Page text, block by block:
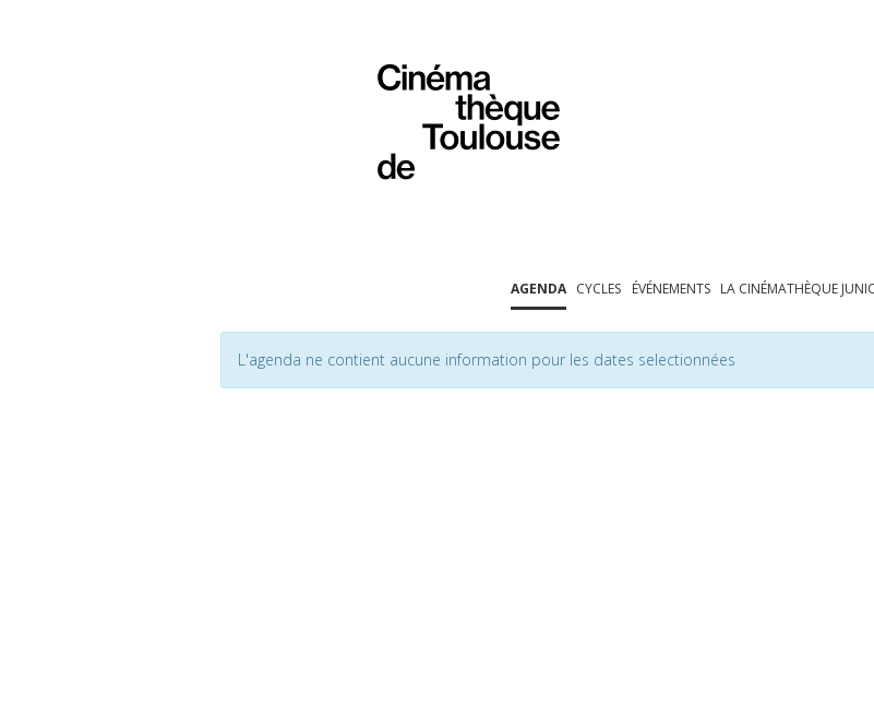
AGENDA CYCLES ÉVÉNEMENTS LA CINÉMATHÈQUE
L'agenda ne contient aucune information pour les dates selectionnées